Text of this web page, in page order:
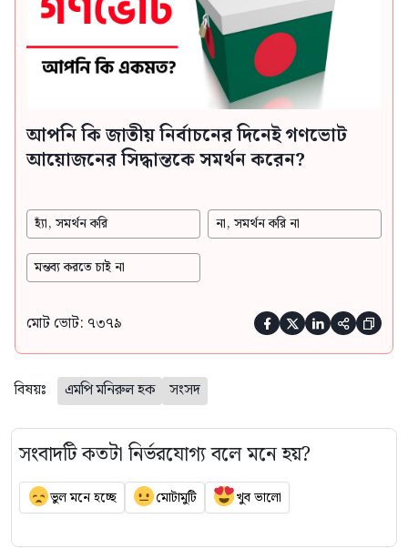
আপনি কি জাতীয় নির্বাচনের দিনেই গণভোট
আয়োজনের সিদ্ধান্তকে সমর্থন করেন?
হ্যাঁ, সমর্থন করি না, সমর্থন করি না
মন্তব্য করতে চাই না
মোট ভোট: ৭৩৭৯     
বিষয়ঃ এমপি মনিরুল হক সংসদ
সংবাদটি কতটা নির্ভরযোগ্য বলে মনে হয়?
ভুল মনে হচ্ছে মোটামুটি খুব ভালো